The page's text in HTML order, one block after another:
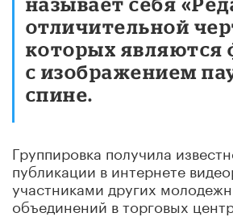
отличительной
которых являются
с изображением
спине.
Группировка получила
публикации в интернете
участниками других
объединений в торговых